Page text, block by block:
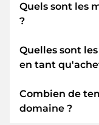
Quels sont les
?
Nous utilisons
et utilisons
paiement
PayPal, Klarna,
Quelles sont
en tant
En tant
toujours les
Combien de
domaine ?